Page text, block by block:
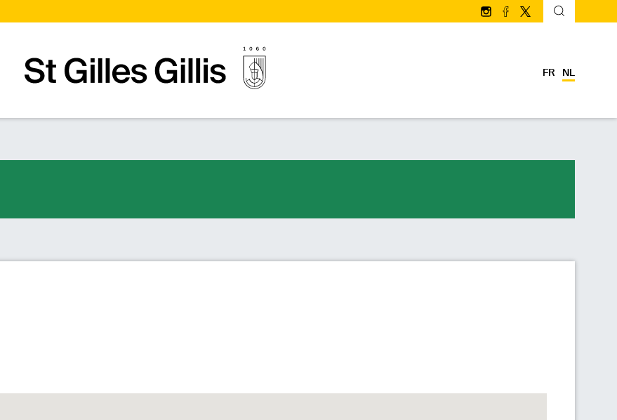
Volg ons op Instagram
Volg ons op facebook
Volg ons op Twitter/
FR NL